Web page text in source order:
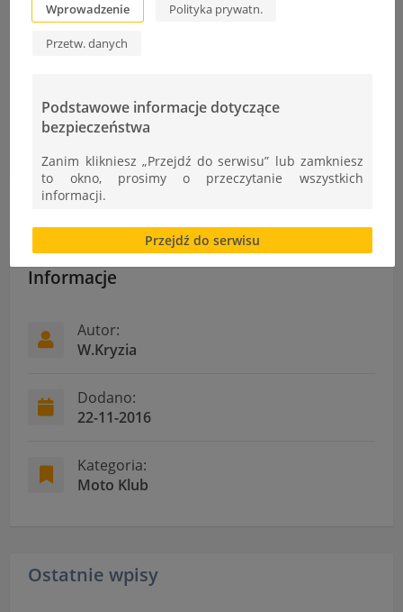
Rajd "TRAMP-2016"
Staż zagraniczny – relacja
Informacje
Autor:
W.Kryzia
Dodano:
22-11-2016
Kategoria:
Moto Klub
Ostatnie wpisy
Wprowadzenie Polityka prywatn.
Przetw. danych
Podstawowe informacje dotyczące
bezpieczeństwa
Zanim klikniesz „Przejdź do serwisu” lub zamkniesz
to okno, prosimy o przeczytanie wszystkich
informacji.
Brak zgody bądź ograniczenie funkcjonalności plików
cookies lub local storage, może utrudnić lub
uniemożliwić korzystanie z Serwisu.
Informacje dotyczące polityki prywatności oraz
czas w sekcji
"Nasza szkoła" > "Bezpieczeństwo"
Przejdź do serwisu